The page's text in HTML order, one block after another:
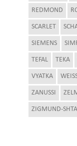
REDMOND
SCARLET
SIEMENS
TEFAL TEKA
VYATKA
ZANUSSI
ZIGMUND-